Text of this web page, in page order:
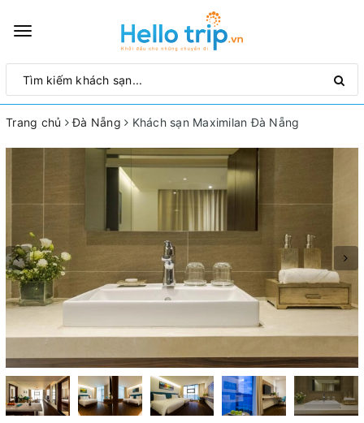
Toggle
Trang chủ Đà Nẵng Khách sạn Maximilan Đà Nẵng